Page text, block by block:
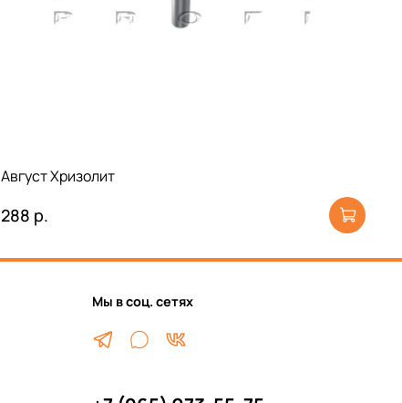
Август Хризолит
288 р.
Мы в соц. сетях